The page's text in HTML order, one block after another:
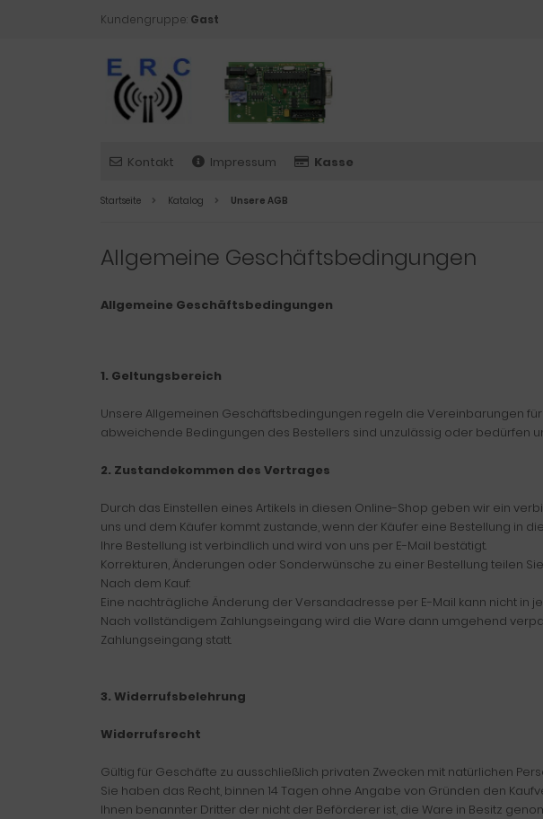
Kundengruppe: Gast
Kontakt Impressum Kasse
Startseite Katalog Unsere AGB
Allgemeine Geschäftsbedingungen
Allgemeine Geschäftsbedingungen
1. Geltungsbereich
Unsere Allgemeinen Geschäftsbedingungen regeln die Vereinbarungen
abweichende Bedingungen des Bestellers sind unzulässig oder bedürfen
2. Zustandekommen des Vertrages
Durch das Einstellen eines Artikels in diesen Online-Shop geben wir ein
uns und dem Käufer kommt zustande, wenn der Käufer eine Bestellung in
Ihre Bestellung ist verbindlich und wird von uns per E-Mail bestätigt.
Korrekturen, Änderungen oder Sonderwünsche zu einer Bestellung teilen
Nach dem Kauf:
Eine nachträgliche Änderung der Versandadresse per E-Mail kann nicht
Nach vollständigem Zahlungseingang wird die Ware dann umgehend
Zahlungseingang statt.
3. Widerrufsbelehrung
Widerrufsrecht
Gültig für Geschäfte zu ausschließlich privaten Zwecken mit natürlichen
Sie haben das Recht, binnen 14 Tagen ohne Angabe von Gründen den
Ihnen benannter Dritter der nicht der Beförderer ist, die Ware in Besitz